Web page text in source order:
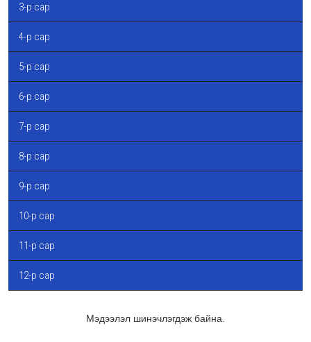
3-р сар
4-р сар
5-р сар
6-р сар
7-р сар
8-р сар
9-р сар
10-р сар
11-р сар
12-р сар
Мэдээлэл шинэчлэгдэж байна.